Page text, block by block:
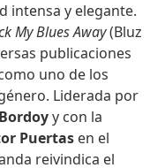
intensa y elegante.
My Blues Away(Bluz
publicaciones
uno de los
Liderada por
y con la
Puertas en el
reivindica el